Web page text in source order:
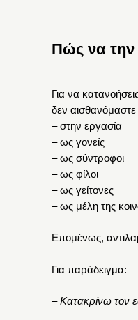
Πώς να την
Για να
δεν
– στην εργασία
– ως γονείς
– ως σύντροφοι
– ως φίλοι
– ως γείτονες
– ως μέλη της
Επομένως,
Για παράδειγμα:
–Κατακρίνω τον